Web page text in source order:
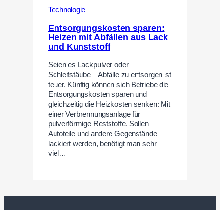
Technologie
Entsorgungskosten sparen:
Heizen mit Abfällen aus Lack
und Kunststoff
Seien es Lackpulver oder
Schleifstäube – Abfälle zu entsorgen ist
teuer. Künftig können sich Betriebe die
Entsorgungskosten sparen und
gleichzeitig die Heizkosten senken: Mit
einer Verbrennungsanlage für
pulverförmige Reststoffe. Sollen
Autoteile und andere Gegenstände
lackiert werden, benötigt man sehr
viel…